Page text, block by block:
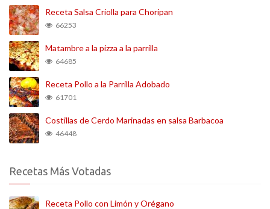
Receta Salsa Criolla para Choripan
66253
Matambre a la pizza a la parrilla
64685
Receta Pollo a la Parrilla Adobado
61701
Costillas de Cerdo Marinadas en salsa Barbacoa
46448
Recetas Más Votadas
Receta Pollo con Limón y Orégano